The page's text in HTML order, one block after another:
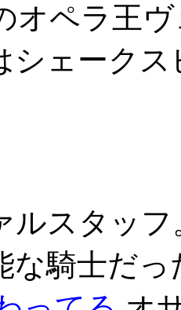
オペラ王
シェーク
ルスタッフ
な騎士だ